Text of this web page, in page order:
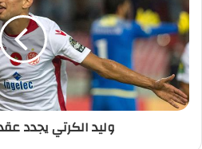
يجدد
عقده
مع
الوداد
وليد الكرتي يجدد